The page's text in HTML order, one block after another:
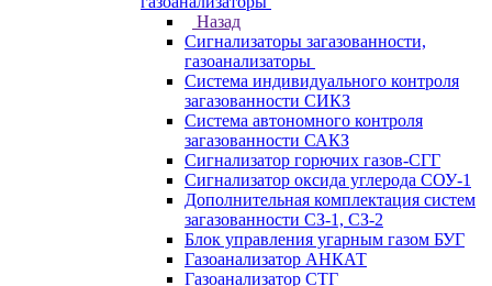
Назад
Сигнализаторы загазованности,
газоанализаторы
Система индивидуального контроля
загазованности СИКЗ
Система автономного контроля
загазованности САКЗ
Сигнализатор горючих газов-СГГ
Сигнализатор оксида углерода СОУ-1
Дополнительная комплектация систем
загазованности СЗ-1, СЗ-2
Блок управления угарным газом БУГ
Газоанализатор АНКАТ
Газоанализатор СТГ